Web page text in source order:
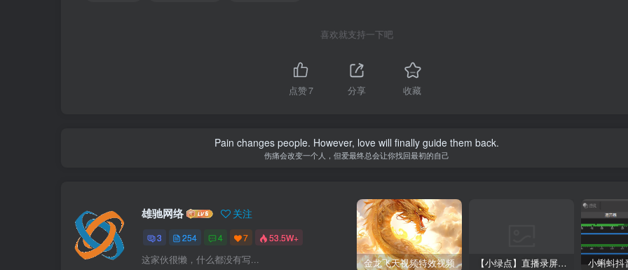
喜欢就支持一下吧
点赞7 分享 收藏
Pain changes people. However, love will finally guide them back.
伤痛会改变一个人，但爱最终总会让你找回最初的自己
雄驰网络 关注
3 254 4 7 53.5W+
这家伙很懒，什么都没有写... 金龙飞天视频特效视频 【小绿点】直播录屏软件 支持抖音快手直播屏幕高清录制